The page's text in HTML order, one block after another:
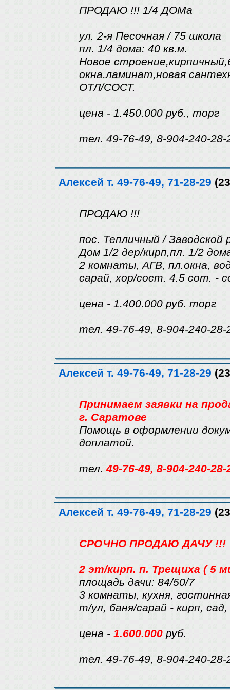
ПРОДАЮ !!! 1/4 ДОМа
ул. 2-я Песочная / 75 школа
пл. 1/4 дома: 40 кв.м.
Новое
окна.ламинат,новая
ОТЛ/СОСТ.
цена - 1.450.000 руб., торг
тел. 49-76-49, 8-904-240-28-
Алексей т. 49-76-49, 71-28-29
ПРОДАЮ !!!
пос. Тепличный / Заводской
Дом 1/2 дер/кирп,пл. 1/2
2 комнаты, АГВ, пл.окна,
сарай, хор/сост. 4.5 сот. -
цена - 1.400.000 руб. торг
тел. 49-76-49, 8-904-240-28-
Алексей т. 49-76-49, 71-28-29
Принимаем заявки на
г. Саратове
Помощь в оформлении
доплатой.
тел.49-76-49, 8-904-240-28-
Алексей т. 49-76-49, 71-28-29
СРОЧНО ПРОДАЮ ДАЧУ !!!
2 эт/кирп. п. Трещиха ( 5
площадь дачи: 84/50/7
3 комнаты, кухня,
т/ул, баня/сарай - кирп,
цена - 1.600.000 руб.
тел. 49-76-49, 8-904-240-28-